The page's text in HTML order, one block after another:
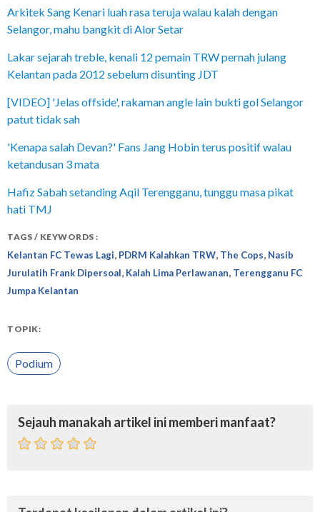
Arkitek Sang Kenari luah rasa teruja walau kalah dengan
Selangor, mahu bangkit di Alor Setar
Lakar sejarah treble, kenali 12 pemain TRW pernah julang
Kelantan pada 2012 sebelum disunting JDT
[VIDEO] 'Jelas offside', rakaman angle lain bukti gol Selangor
patut tidak sah
'Kenapa salah Devan?' Fans Jang Hobin terus positif walau
ketandusan 3 mata
Hafiz Sabah setanding Aqil Terengganu, tunggu masa pikat
hati TMJ
TAGS / KEYWORDS :
Kelantan FC Tewas Lagi PDRM Kalahkan TRW The Cops Nasib
Jurulatih Frank Dipersoal Kalah Lima Perlawanan Terengganu FC
Jumpa Kelantan
TOPIK:
Podium
Sejauh manakah artikel ini memberi manfaat?